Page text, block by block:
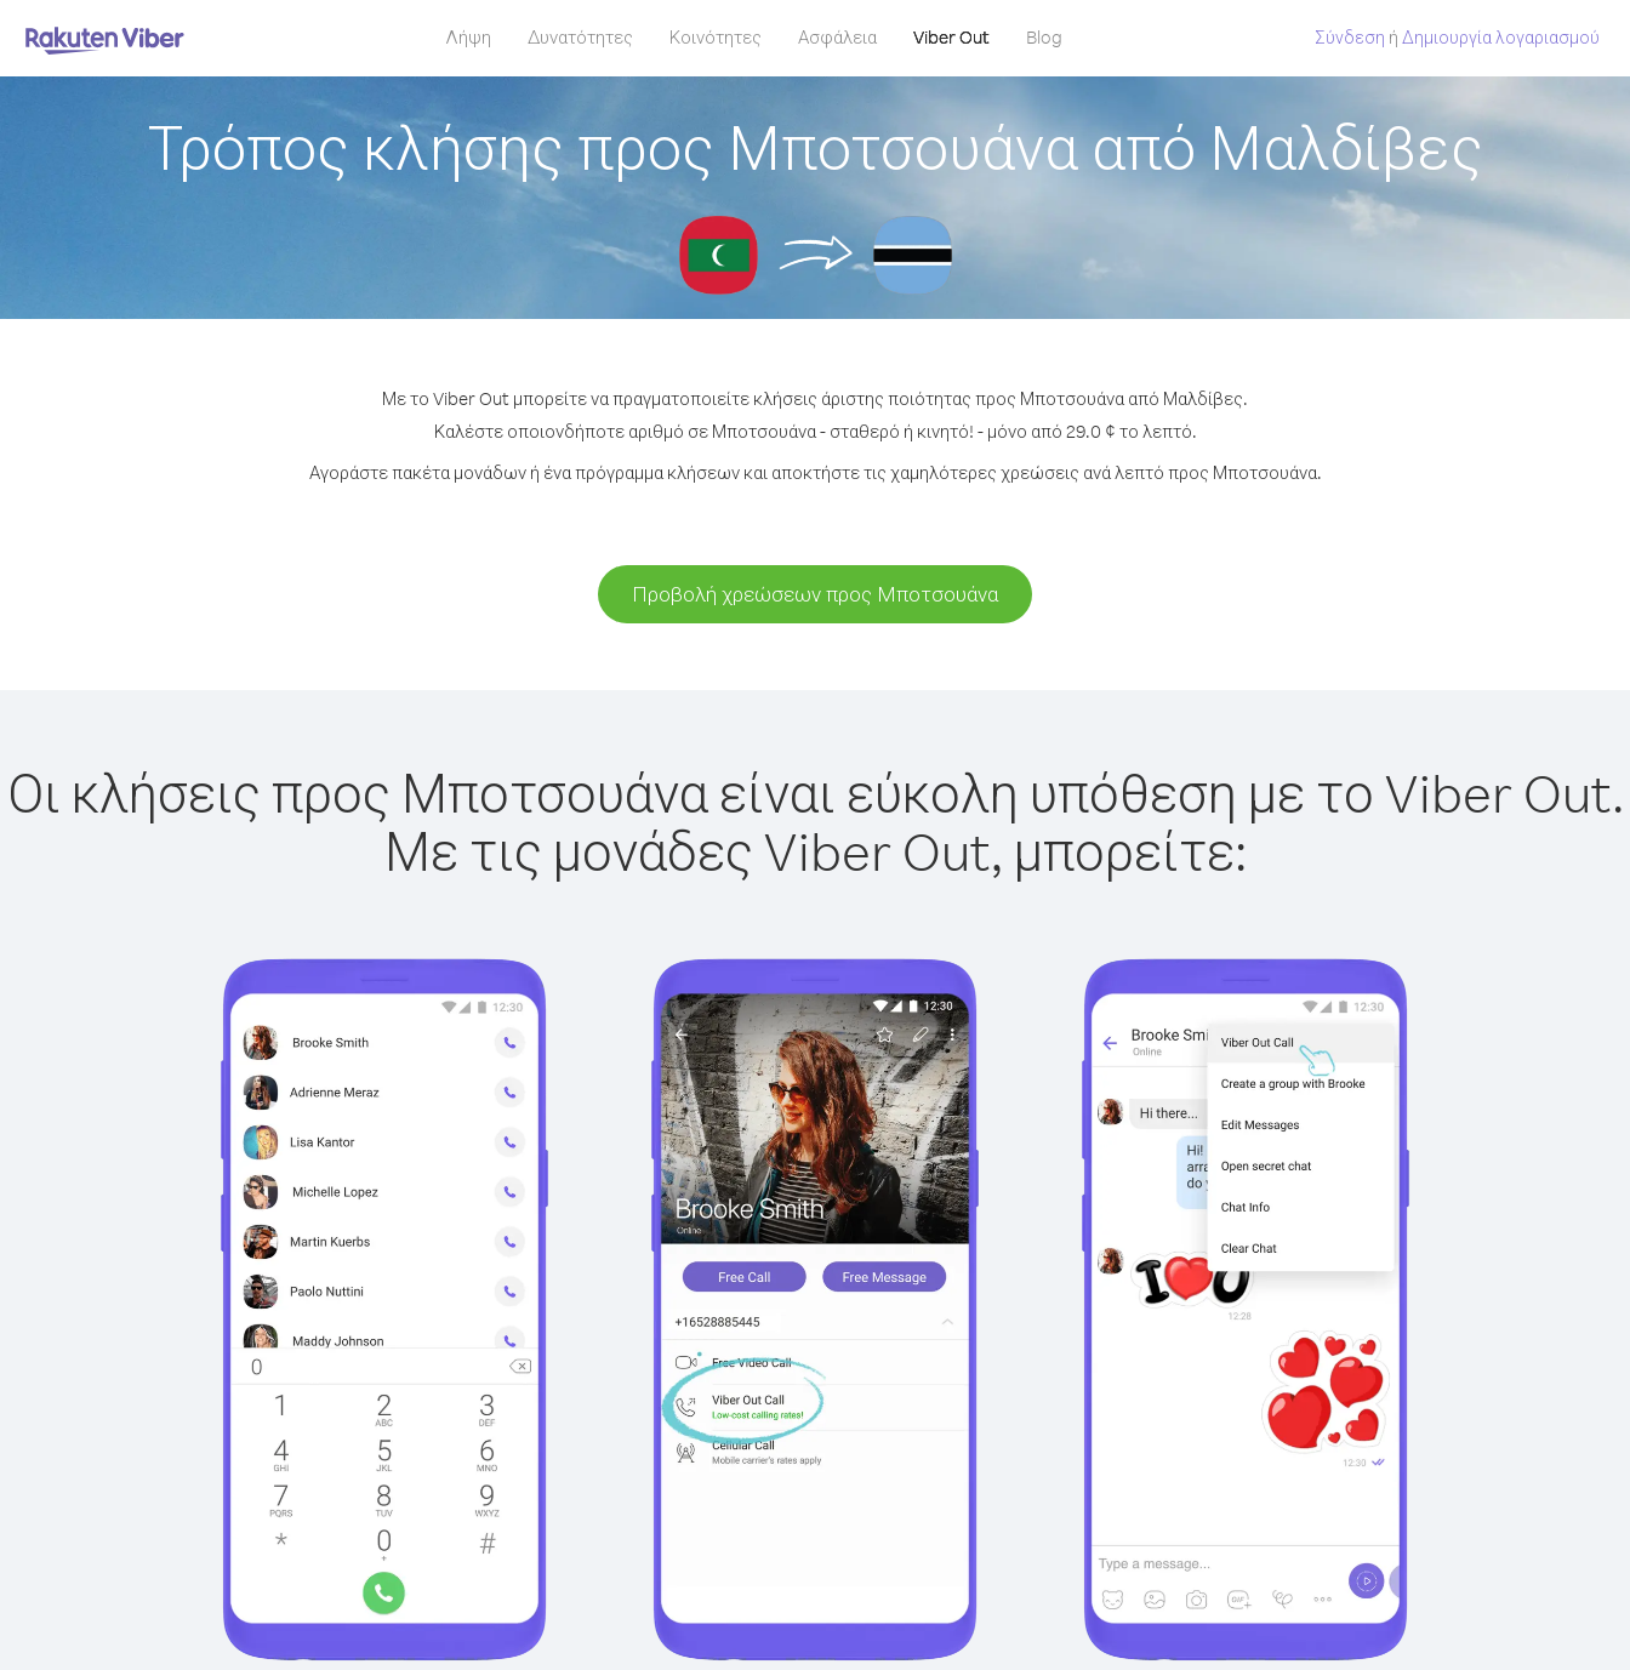
Λήψη Δυνατότητες Κοινότητες Ασφάλεια Viber Out Blog Σύνδεση ή Δημιουργία λογαριασμού
Τρόπος κλήσης προς Μποτσουάνα από Μαλδίβες
Με το Viber Out μπορείτε να πραγματοποιείτε κλήσεις άριστης ποιότητας προς Μποτσουάνα από Μαλδίβες.
Καλέστε οποιονδήποτε αριθμό σε Μποτσουάνα - σταθερό ή κινητό! - μόνο από 29.0 ¢ το λεπτό.
Αγοράστε πακέτα μονάδων ή ένα πρόγραμμα κλήσεων και αποκτήστε τις χαμηλότερες χρεώσεις ανά λεπτό προς Μποτσουάνα.
Προβολή χρεώσεων προς Μποτσουάνα
Οι κλήσεις προς Μποτσουάνα είναι εύκολη υπόθεση με το Viber Out.
Με τις μονάδες Viber Out, μπορείτε: